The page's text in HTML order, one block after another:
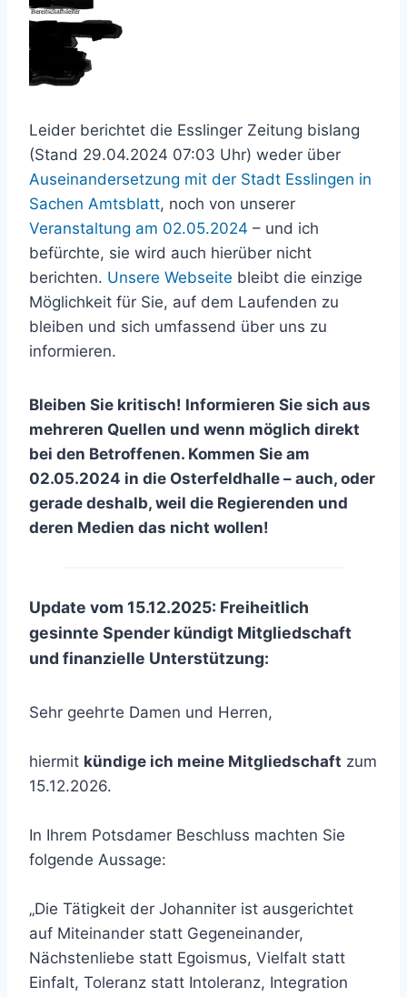
Leider berichtet die Esslinger Zeitung bislang
(Stand 29.04.2024 07:03 Uhr) weder über
Auseinandersetzung mit der Stadt Esslingen in
Sachen Amtsblatt, noch von unserer
Veranstaltung am 02.05.2024 – und ich
befürchte, sie wird auch hierüber nicht
berichten. Unsere Webseite bleibt die einzige
Möglichkeit für Sie, auf dem Laufenden zu
bleiben und sich umfassend über uns zu
informieren.
Bleiben Sie kritisch! Informieren Sie sich aus
mehreren Quellen und wenn möglich direkt
bei den Betroffenen. Kommen Sie am
02.05.2024 in die Osterfeldhalle – auch, oder
gerade deshalb, weil die Regierenden und
deren Medien das nicht wollen!
Update vom 15.12.2025: Freiheitlich
gesinnte Spender kündigt Mitgliedschaft
und finanzielle Unterstützung:
Sehr geehrte Damen und Herren,
hiermit kündige ich meine Mitgliedschaft zum
15.12.2026.
In Ihrem Potsdamer Beschluss machten Sie
folgende Aussage:
„Die Tätigkeit der Johanniter ist ausgerichtet
auf Miteinander statt Gegeneinander,
Nächstenliebe statt Egoismus, Vielfalt statt
Einfalt, Toleranz statt Intoleranz, Integration